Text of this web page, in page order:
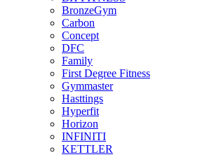
BronzeGym
Carbon
Concept
DFC
Family
First Degree Fitness
Gymmaster
Hasttings
Hyperfit
Horizon
INFINITI
KETTLER